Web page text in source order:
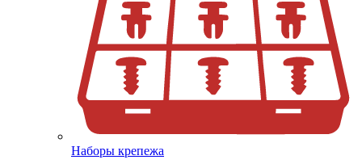
Наборы крепежа